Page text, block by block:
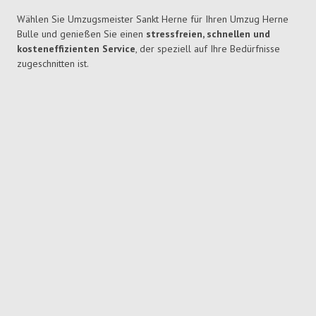
Wählen Sie Umzugsmeister Sankt Herne für Ihren Umzug Herne
Bulle und genießen Sie einen stressfreien, schnellen und
kosteneffizienten Service, der speziell auf Ihre Bedürfnisse
zugeschnitten ist.